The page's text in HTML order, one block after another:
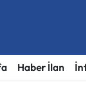
Haber İlan